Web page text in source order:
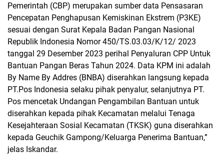
Pemerintah (CBP) merupakan sumber data Pensasaran
Pencepatan Penghapusan Kemiskinan Ekstrem (P3KE)
sesuai dengan Surat Kepala Badan Pangan Nasional
Republik Indonesia Nomor 450/TS.03.03/K/12/ 2023
tanggal 29 Desember 2023 perihal Penyaluran CPP Untuk
Bantuan Pangan Beras Tahun 2024. Data KPM ini adalah
By Name By Addres (BNBA) diserahkan langsung kepada
PT.Pos Indonesia selaku pihak penyalur, selanjutnya PT.
Pos mencetak Undangan Pengambilan Bantuan untuk
diserahkan kepada pihak Kecamatan melalui Tenaga
Kesejahteraan Sosial Kecamatan (TKSK) guna diserahkan
kepada Geuchik Gampong/Keluarga Penerima Bantuan,”
jelas Iskandar.